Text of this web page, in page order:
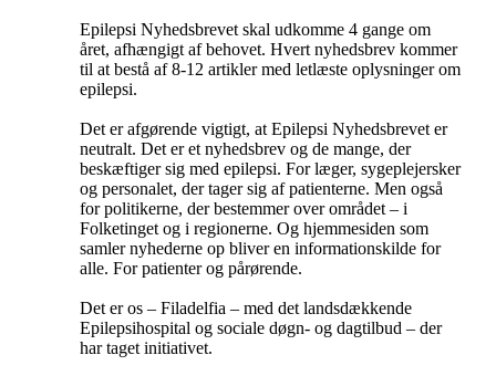
Epilepsi Nyhedsbrevet skal udkomme 4 gange om
året, afhængigt af behovet. Hvert nyhedsbrev kommer
til at bestå af 8-12 artikler med letlæste oplysninger om
epilepsi.
Det er afgørende vigtigt, at Epilepsi Nyhedsbrevet er
neutralt. Det er et nyhedsbrev og de mange, der
beskæftiger sig med epilepsi. For læger, sygeplejersker
og personalet, der tager sig af patienterne. Men også
for politikerne, der bestemmer over området – i
Folketinget og i regionerne. Og hjemmesiden som
samler nyhederne op bliver en informationskilde for
alle. For patienter og pårørende.
Det er os – Filadelfia – med det landsdækkende
Epilepsihospital og sociale døgn- og dagtilbud – der
har taget initiativet.